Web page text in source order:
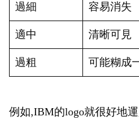
過細 容易消失
適中 清晰可見
過粗 可能糊成
例如,IBM的logo就很好地